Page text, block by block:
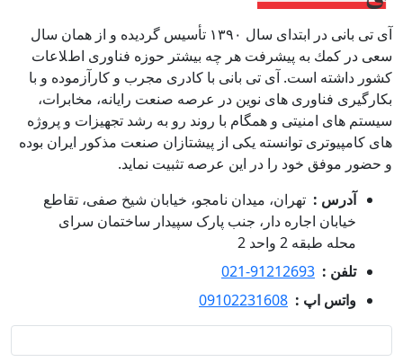
آی تی بانی در ابتداى سال ١٣٩٠ تأسيس گرديده و از همان سال
سعى در كمك به پيشرفت هر چه بيشتر حوزه فناورى اطﻼعات
كشور داشته است. آی تی بانی با كادرى مجرب و كارآزموده و با
بكارگيرى فناوری هاى نوين در عرصه صنعت رايانه، مخابرات،
سيستم هاى امنيتى و همگام با روند رو به رشد تجهيزات و پروژه
هاى كامپيوترى توانسته يكى از پيشتازان صنعت مذكور ايران بوده
و حضور موفق خود را در اين عرصه تثبيت نمايد.
آدرس : تهران، میدان نامجو، خیابان شیخ صفی، تقاطع
خیابان اجاره دار، جنب پارک سپیدار ساختمان سرای
محله طبقه 2 واحد 2
تلفن : 021-91212693
واتس اپ : 09102231608